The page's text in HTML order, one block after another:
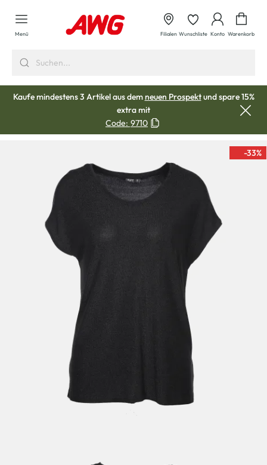
springen
Menü Filialen Wunschliste Konto Warenkorb
Kaufe mindestens 3 Artikel aus demneuen Prospektund spare 15%
extra mit
Code: 9710
-33%